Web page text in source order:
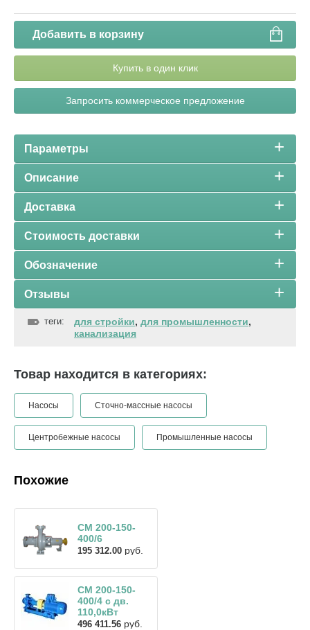
Добавить в корзину
Купить в один клик
Запросить коммерческое предложение
Параметры
Описание
Доставка
Стоимость доставки
Обозначение
Отзывы
теги: для стройки, для промышленности,
канализация
Товар находится в категориях:
Насосы Сточно-массные насосы
Центробежные насосы Промышленные насосы
Похожие
СМ 200-150-
400/6
195 312.00 руб.
СМ 200-150-
400/4 с дв.
110,0кВт
496 411.56 руб.